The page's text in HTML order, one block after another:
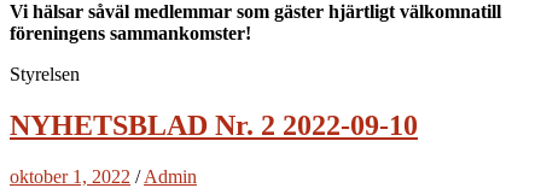
Vi hälsar såväl medlemmar som gäster hjärtligt välkomnatill
föreningens sammankomster!
Styrelsen
NYHETSBLAD Nr. 2 2022-09-10
oktober 1, 2022 /Admin